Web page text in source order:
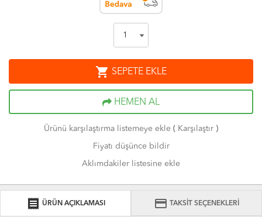
shopping_cart SEPETE EKLE
HEMEN AL
Ürünü karşılaştırma listemeye ekle ( Karşılaştır )
Fiyatı düşünce bildir
Aklımdakiler listesine ekle
receipt ÜRÜN AÇIKLAMASI credit_card TAKSİT SEÇENEKLERİ